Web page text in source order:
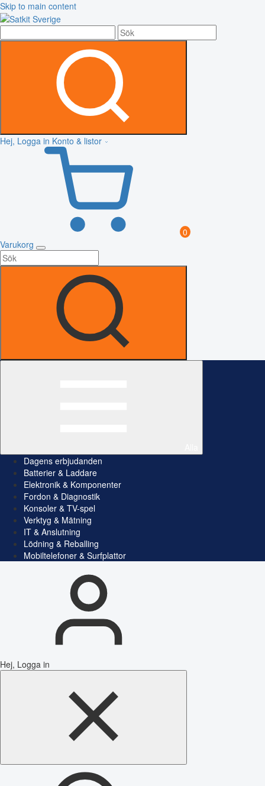
Skip to main content
Hej, Logga in Konto & listor
0
Varukorg
Dagens erbjudanden
Batterier & Laddare
Elektronik & Komponenter
Fordon & Diagnostik
Konsoler & TV-spel
Verktyg & Mätning
IT & Anslutning
Lödning & Reballing
Mobiltelefoner & Surfplattor
Hej, Logga in